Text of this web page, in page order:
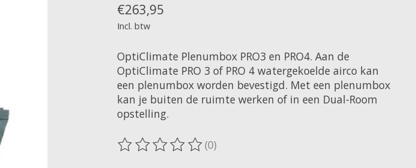
€263,95
Incl. btw
OptiClimate Plenumbox PRO3 en PRO4. Aan de
OptiClimate PRO 3 of PRO 4 watergekoelde airco kan
een plenumbox worden bevestigd. Met een plenumbox
kan je buiten de ruimte werken of in een Dual-Room
opstelling.
De beoordeling van dit product is
(0)